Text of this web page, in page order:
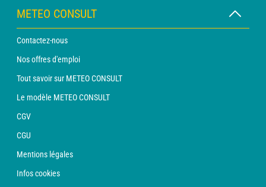
METEO CONSULT
Contactez-nous
Nos offres d'emploi
Tout savoir sur METEO CONSULT
Le modèle METEO CONSULT
CGV
CGU
Mentions légales
Infos cookies